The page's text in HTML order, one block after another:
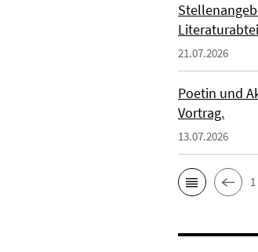
21.07.2026
Poetin und
Vortrag.
13.07.2026